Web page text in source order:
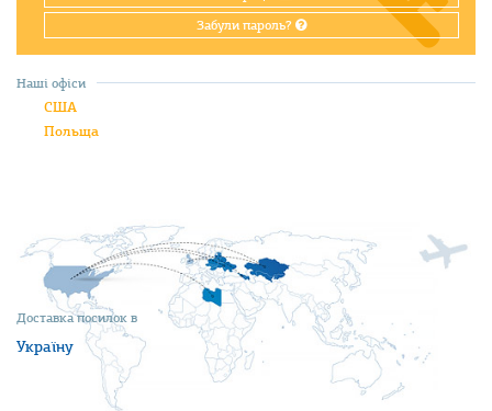
Забули пароль?
Доставка посилок в
Україну
Наші офіси
США
Польща